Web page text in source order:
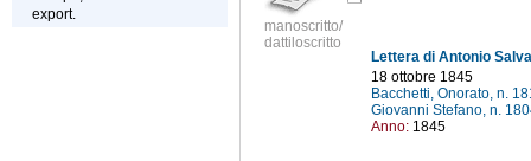
export.
manoscritto/
dattiloscritto
18 ottobre 1845
Bacchetti, Onorato, n.
Giovanni Stefano, n.
Anno: 1845